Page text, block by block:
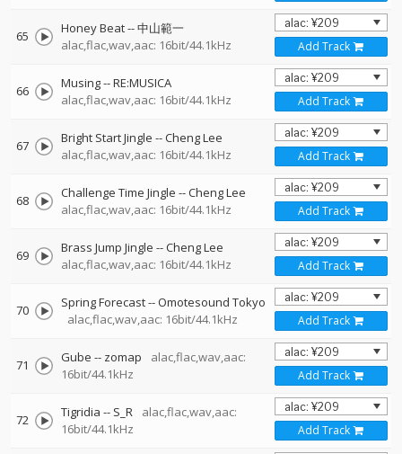
65 Honey Beat--中山範一
alac,flac,wav,aac: 16bit/44.1kHz
Add Track
66 Musing--RE:MUSICA
alac,flac,wav,aac: 16bit/44.1kHz
Add Track
67 Bright Start Jingle --Cheng Lee
alac,flac,wav,aac: 16bit/44.1kHz
Add Track
68 Challenge Time Jingle --Cheng Lee
alac,flac,wav,aac: 16bit/44.1kHz
Add Track
69 Brass Jump Jingle --Cheng Lee
alac,flac,wav,aac: 16bit/44.1kHz
Add Track
70 Spring Forecast--Omotesound Tokyo
alac,flac,wav,aac: 16bit/44.1kHz
Add Track
71 Gube -- zomap
alac,flac,wav,aac:
16bit/44.1kHz
Add Track
72 Tigridia -- S_R
alac,flac,wav,aac:
16bit/44.1kHz
Add Track